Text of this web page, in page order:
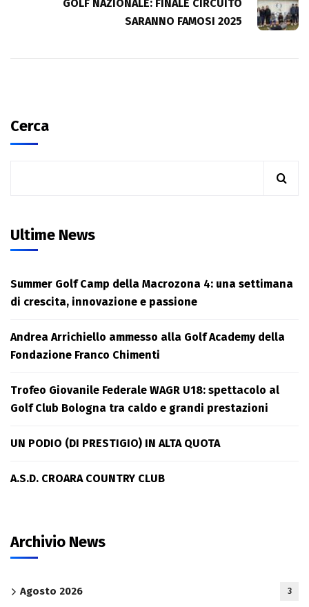
GOLF NAZIONALE: FINALE CIRCUITO
SARANNO FAMOSI 2025
Cerca
Ultime News
Summer Golf Camp della Macrozona 4: una settimana
di crescita, innovazione e passione
Andrea Arrichiello ammesso alla Golf Academy della
Fondazione Franco Chimenti
Trofeo Giovanile Federale WAGR U18: spettacolo al
Golf Club Bologna tra caldo e grandi prestazioni
UN PODIO (DI PRESTIGIO) IN ALTA QUOTA
A.S.D. CROARA COUNTRY CLUB
Archivio News
Agosto 2026 3